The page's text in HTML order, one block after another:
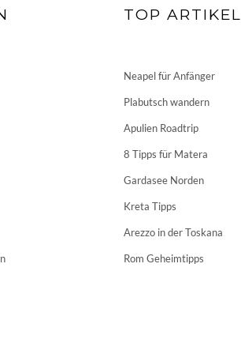
TOP ARTIKEL
Neapel für Anfänger
Plabutsch wandern
Apulien Roadtrip
8 Tipps für Matera
Gardasee Norden
Kreta Tipps
Arezzo in der Toskana
Rom Geheimtipps